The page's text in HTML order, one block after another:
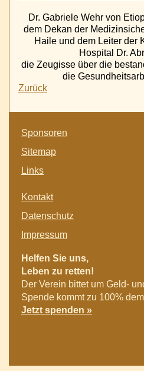
Dr. Gabriele Wehr von
dem Dekan der
Haile und dem Leiter der
Hospital Dr.
die Zeugisse über die
die
Zurück
Navigation
überspringen
Sponsoren
Sitemap
Links
Navigation
überspringen
Kontakt
Datenschutz
Impressum
Helfen Sie uns,
Leben zu retten!
Der Verein bittet um Geld-
Spende kommt zu 100%
Jetzt spenden »